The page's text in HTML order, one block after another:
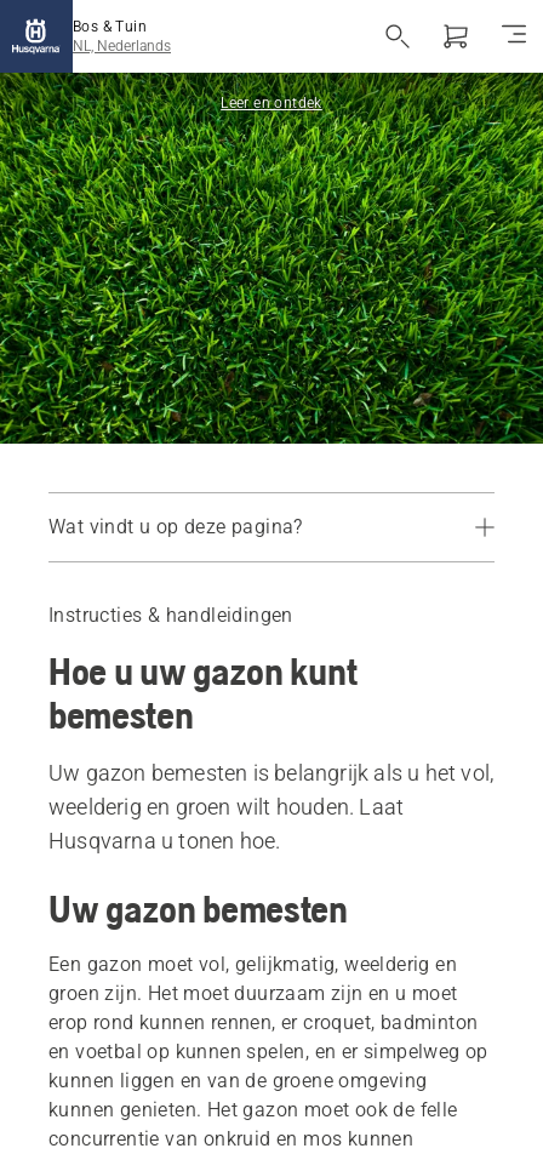
Bos & Tuin
NL, Nederlands
Leer en ontdek
Wat vindt u op deze pagina?
Hoe vaak moet ik mijn gazon bemesten?
Verschillende typen meststof voor het gazon
Laat robotmaaiers de bemesting verzorgen
6 tips voor het bemesten van uw gazon
Vind de juiste robotmaaier voor uw gazon
Instructies & handleidingen
Hoe u uw gazon kunt
bemesten
Uw gazon bemesten is belangrijk als u het vol,
weelderig en groen wilt houden. Laat
Husqvarna u tonen hoe.
Uw gazon bemesten
Een gazon moet vol, gelijkmatig, weelderig en
groen zijn. Het moet duurzaam zijn en u moet
erop rond kunnen rennen, er croquet, badminton
en voetbal op kunnen spelen, en er simpelweg op
kunnen liggen en van de groene omgeving
kunnen genieten. Het gazon moet ook de felle
concurrentie van onkruid en mos kunnen